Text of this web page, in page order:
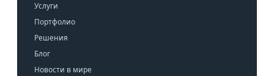
Услуги
Портфолио
Решения
Блог
Новости в мире